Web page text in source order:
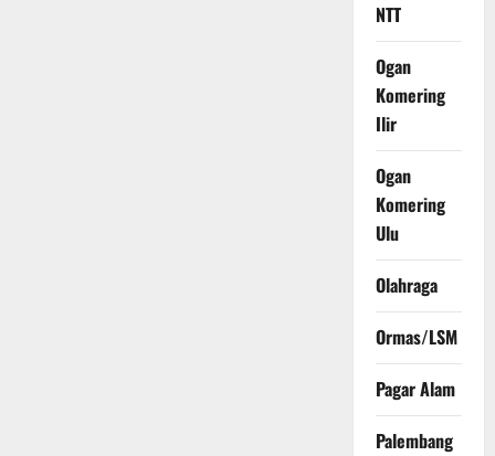
NTT
Ogan
Komering
Ilir
Ogan
Komering
Ulu
Olahraga
Ormas/LSM
Pagar Alam
Palembang